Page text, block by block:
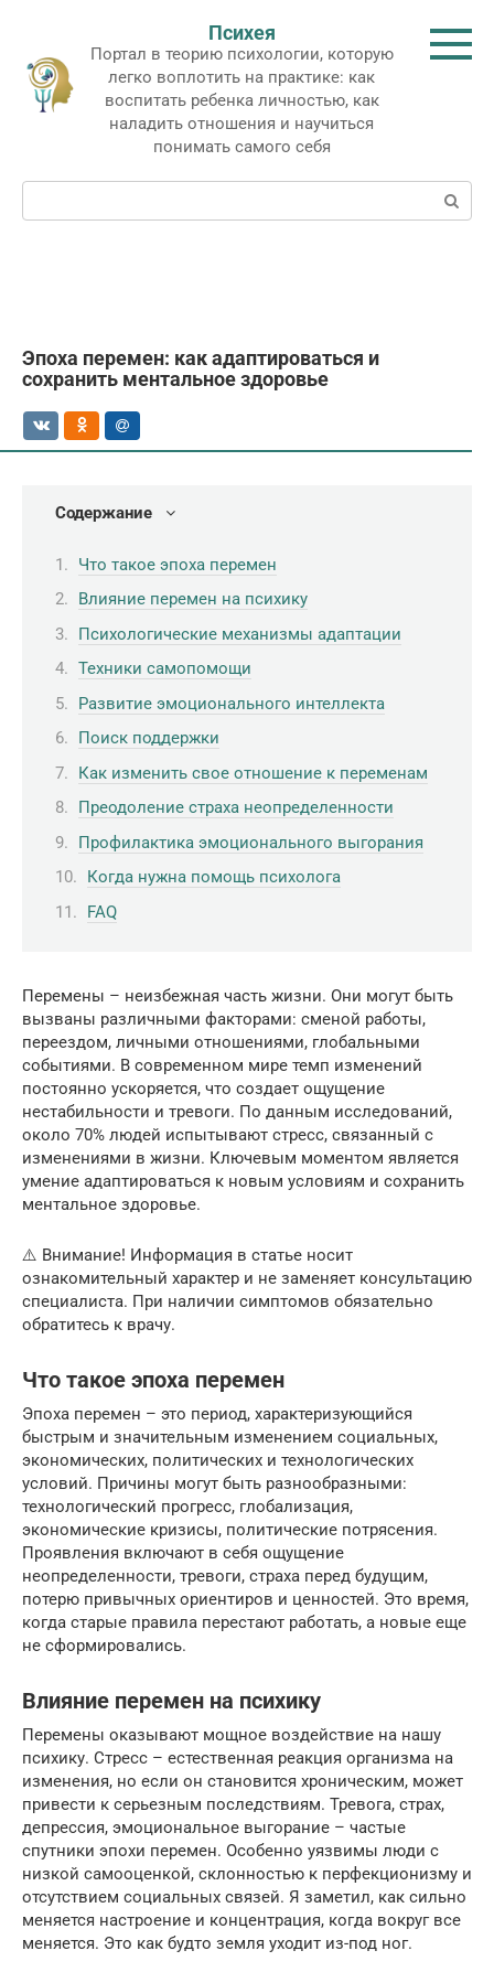
контенту
Психея
Портал в теорию психологии, которую
легко воплотить на практике: как
воспитать ребенка личностью, как
наладить отношения и научиться
понимать самого себя
Поиск:
Эпоха перемен: как адаптироваться и
сохранить ментальное здоровье
Содержание
Что такое эпоха перемен
Влияние перемен на психику
Психологические механизмы адаптации
Техники самопомощи
Развитие эмоционального интеллекта
Поиск поддержки
Как изменить свое отношение к переменам
Преодоление страха неопределенности
Профилактика эмоционального выгорания
Когда нужна помощь психолога
FAQ
Перемены – неизбежная часть жизни. Они могут быть
вызваны различными факторами: сменой работы,
переездом, личными отношениями, глобальными
событиями. В современном мире темп изменений
постоянно ускоряется, что создает ощущение
нестабильности и тревоги. По данным исследований,
около 70% людей испытывают стресс, связанный с
изменениями в жизни. Ключевым моментом является
умение адаптироваться к новым условиям и сохранить
ментальное здоровье.
⚠️ Внимание! Информация в статье носит
ознакомительный характер и не заменяет консультацию
специалиста. При наличии симптомов обязательно
обратитесь к врачу.
Что такое эпоха перемен
Эпоха перемен – это период, характеризующийся
быстрым и значительным изменением социальных,
экономических, политических и технологических
условий. Причины могут быть разнообразными:
технологический прогресс, глобализация,
экономические кризисы, политические потрясения.
Проявления включают в себя ощущение
неопределенности, тревоги, страха перед будущим,
потерю привычных ориентиров и ценностей. Это время,
когда старые правила перестают работать, а новые еще
не сформировались.
Влияние перемен на психику
Перемены оказывают мощное воздействие на нашу
психику. Стресс – естественная реакция организма на
изменения, но если он становится хроническим, может
привести к серьезным последствиям. Тревога, страх,
депрессия, эмоциональное выгорание – частые
спутники эпохи перемен. Особенно уязвимы люди с
низкой самооценкой, склонностью к перфекционизму и
отсутствием социальных связей. Я заметил, как сильно
меняется настроение и концентрация, когда вокруг все
меняется. Это как будто земля уходит из-под ног.